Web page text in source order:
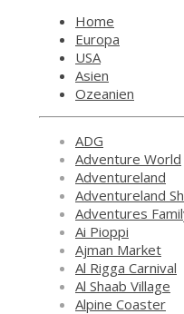
Home
Europa
USA
Asien
Ozeanien
ADG
Adventure World
Adventureland
Adventureland
Adventures
Ai Pioppi
Ajman Market
Al Rigga Carnival
Al Shaab Village
Alpine Coaster